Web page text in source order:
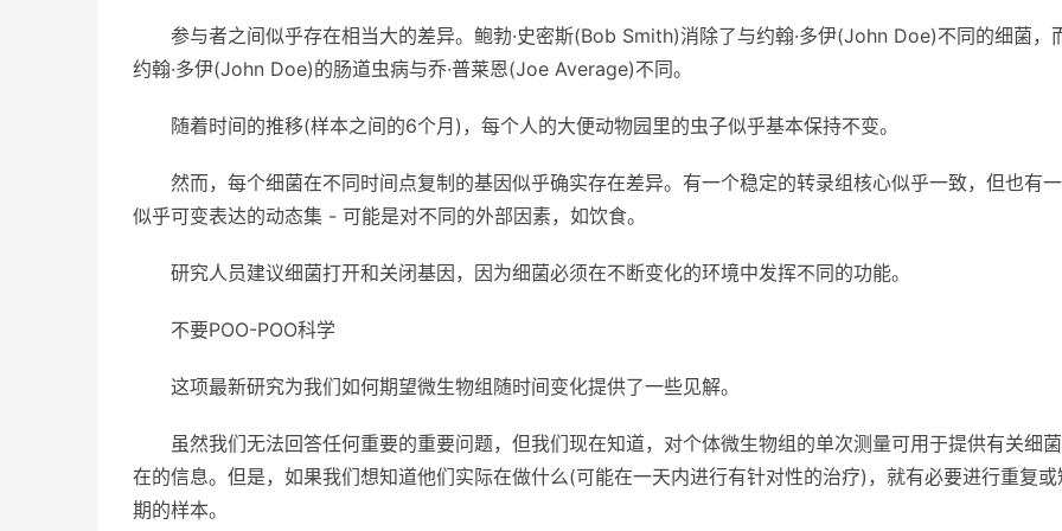
参与者之间似乎存在相当大的差异。鲍勃·史密斯(Bob Smith)消除了与约翰·多伊(John Doe)不同的细菌，
约翰·多伊(John Doe)的肠道虫病与乔·普莱恩(Joe Average)不同。
随着时间的推移(样本之间的6个月)，每个人的大便动物园里的虫子似乎基本保持不变。
然而，每个细菌在不同时间点复制的基因似乎确实存在差异。有一个稳定的转录组核心似乎一致，但也有
似乎可变表达的动态集 - 可能是对不同的外部因素，如饮食。
研究人员建议细菌打开和关闭基因，因为细菌必须在不断变化的环境中发挥不同的功能。
不要POO-POO科学
这项最新研究为我们如何期望微生物组随时间变化提供了一些见解。
虽然我们无法回答任何重要的重要问题，但我们现在知道，对个体微生物组的单次测量可用于提供有关细
在的信息。但是，如果我们想知道他们实际在做什么(可能在一天内进行有针对性的治疗)，就有必要进行重复或
期的样本。